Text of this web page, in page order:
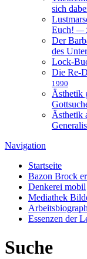
sich
Euch! —
Der
des
Lock-
Die Re-
1990
Ästhetik
Ästhetik
Navigation
Startseite
Bazon Brock
Denkerei mobil
Mediathek
Essenzen der
Suche